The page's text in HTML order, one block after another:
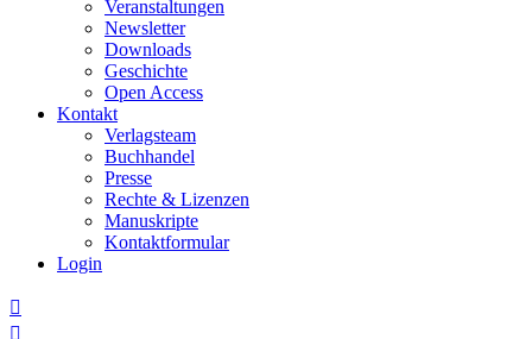
Veranstaltungen
Newsletter
Downloads
Geschichte
Open Access
Kontakt
Verlagsteam
Buchhandel
Presse
Rechte & Lizenzen
Manuskripte
Kontaktformular
Login

